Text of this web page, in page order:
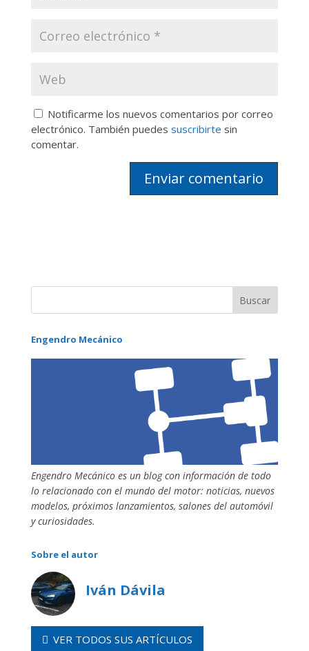
Notificarme los nuevos comentarios por correo
electrónico. También puedes suscribirte sin
comentar.
Engendro Mecánico
Engendro Mecánico es un blog con información de todo
lo relacionado con el mundo del motor: noticias, nuevos
modelos, próximos lanzamientos, salones del automóvil
y curiosidades.
Sobre el autor
Iván Dávila
VER TODOS SUS ARTÍCULOS